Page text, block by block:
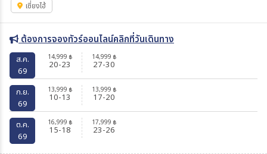
เซี่ยงไฮ้
ต้องการจองทัวร์ออนไลน์คลิกที่วันเดินทาง
ส.ค.
69
14,999 ฿
20-23
14,999 ฿
27-30
ก.ย.
69
13,999 ฿
10-13
13,999 ฿
17-20
ต.ค.
69
16,999 ฿
15-18
17,999 ฿
23-26